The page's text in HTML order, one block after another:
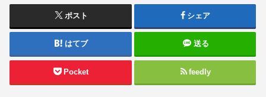
ポスト シェア
はてブ 送る
Pocket feedly